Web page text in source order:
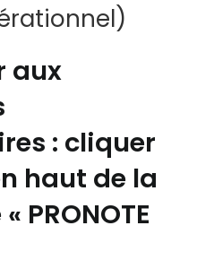
aux
: cliquer
haut de la
PRONOTE